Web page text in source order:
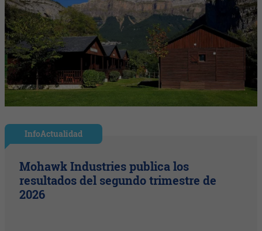
InfoActualidad
Mohawk Industries publica los
resultados del segundo trimestre de
2026